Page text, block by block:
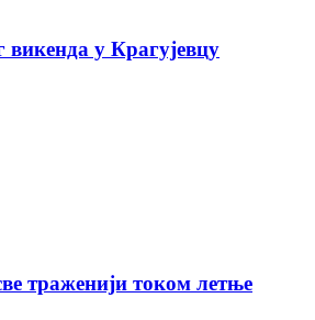
у Крагујевцу
траженији током летње